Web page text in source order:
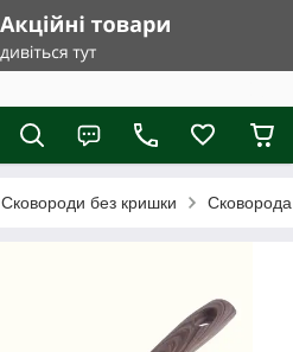
Сковороди без кришки